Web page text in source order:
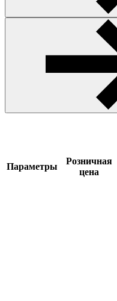
Параметры
Розничная
цена